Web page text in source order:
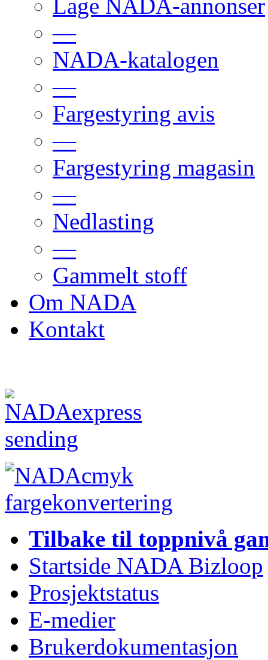
Lage NADA-annonser
—
NADA-katalogen
—
Fargestyring avis
—
Fargestyring magasin
—
Nedlasting
—
Gammelt stoff
Om NADA
Kontakt
Tilbake til toppnivå
Startside NADA Bizloop
Prosjektstatus
E-medier
Brukerdokumentasjon